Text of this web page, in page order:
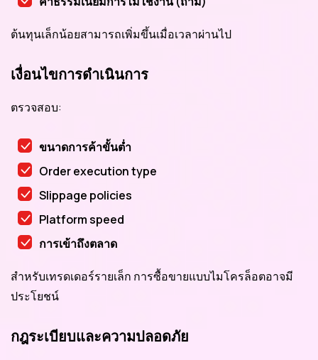
ต้นทุนเล็กน้อยสามารถเพิ่มขึ้นเมื่อเวลาผ่านไป
เงื่อนไขการดำเนินการ
ตรวจสอบ:
ขนาดการค้าขั้นต่ำ
Order execution type
Slippage policies
Platform speed
การเข้าถึงตลาด
สำหรับเทรดเดอร์รายเล็ก การซื้อขายแบบไมโครล็อตอาจมี
ประโยชน์
กฎระเบียบและความปลอดภัย